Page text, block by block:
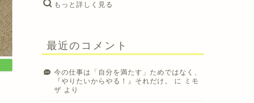
もっと詳しく見る
最近のコメント
今の仕事は「自分を満たす」ためではなく、
『やりたいからやる！』それだけ。
に
ミモ
ザ より